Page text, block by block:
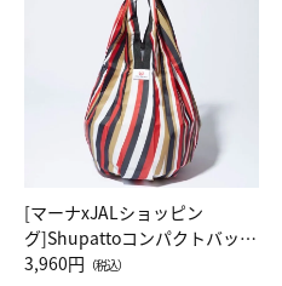
[マーナxJALショッピン
グ]Shupattoコンパクトバッグ
Drop JAL客室乗務員（LC）ス
3,960円 （税込）